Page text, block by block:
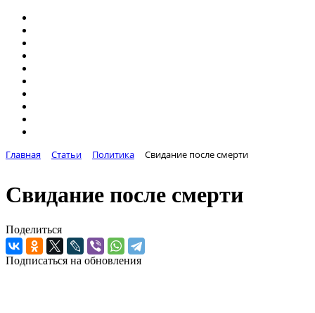
Главная Статьи Политика Свидание после смерти
Свидание после смерти
Поделиться
Подписаться на обновления